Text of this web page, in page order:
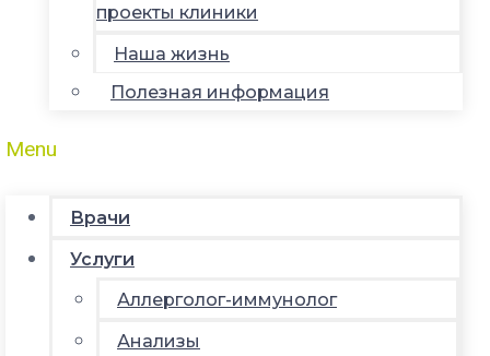
проекты клиники
Наша жизнь
Полезная информация
Menu
Врачи
Услуги
Аллерголог-иммунолог
Анализы